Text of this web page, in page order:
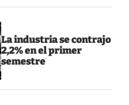
La industria se contrajo
2,2% en el primer
semestre